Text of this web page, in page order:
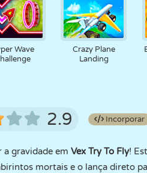
Wave
Crazy Plane
Landing
2.9 Incorporar
a gravidade em Vex Try To Fly!
mortais e o lança direto